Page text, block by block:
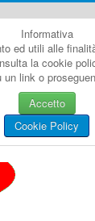
Informativa
utili alle
la cookie
link o
Accetto
Cookie Policy